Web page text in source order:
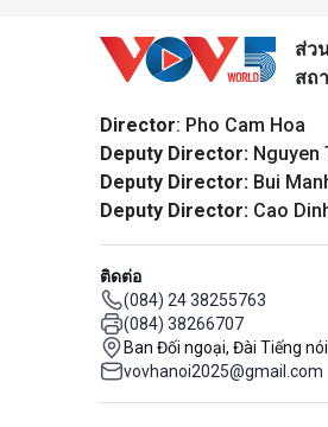
ส่ว
สถ
Director: Pho Cam Hoa
Deputy Director: Nguyen
Deputy Director: Bui
Deputy Director: Cao
ติดต่อ
(084) 24 38255763
(084) 38266707
Ban Đối ngoại, Đài Tiếng
vovhanoi2025@gmail.com